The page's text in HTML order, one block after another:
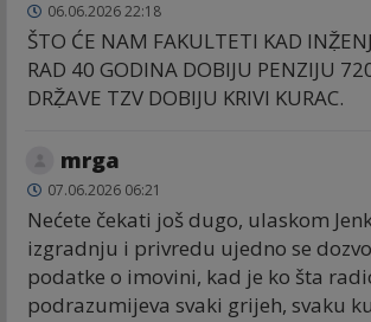
06.06.2026 22:18
ŠTO ĆE NAM FAKULTETI KAD
RAD 40 GODINA DOBIJU PENZIJU
DRẒ̌AVE TZV DOBIJU KRIVI KURAC.
mrga
07.06.2026 06:21
Nećete čekati još dugo, ulaskom
izgradnju i privredu ujedno se
podatke o imovini, kad je ko šta
podrazumijeva svaki grijeh, svaku